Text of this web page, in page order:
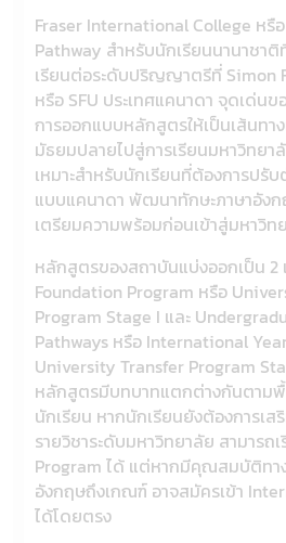
Fraser International College หรื
Pathway สำหรับนักเรียนนานาชาติ
เรียนต่อระดับปริญญาตรีที่ Simon
หรือ SFU ประเทศแคนาดา จุดเด่น
การออกแบบหลักสูตรให้เป็นเส้นทา
มัธยมปลายไปสู่การเรียนมหาวิทยา
เหมาะสำหรับนักเรียนที่ต้องการปรั
แบบแคนาดา พัฒนาทักษะภาษาอังก
เตรียมความพร้อมก่อนเข้าสู่มหาวิท
หลักสูตรของสถาบันแบ่งออกเป็น 2
Foundation Program หรือ
Program Stage I และ
Pathways หรือ International
University Transfer Program
หลักสูตรมีบทบาทแตกต่างกันตามพื้
นักเรียน หากนักเรียนยังต้องการเ
รายวิชาระดับมหาวิทยาลัย สามารถ
Program ได้ แต่หากมีคุณสมบัติทาง
อังกฤษถึงเกณฑ์ อาจสมัครเข้า
ได้โดยตรง